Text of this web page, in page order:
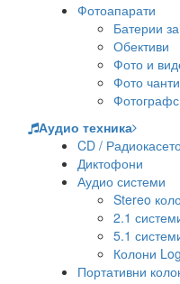
Фотоапарати
Батерии
Обективи
Фото и
Фото чанти
Аудио техника
CD /
Диктофони
Аудио системи
Stereo
2.1
5.1
Колони
Портативни